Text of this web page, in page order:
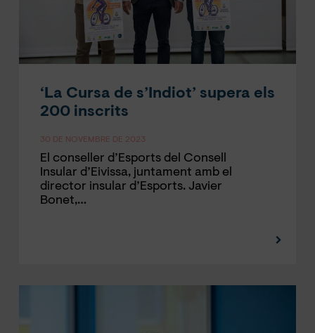
‘La Cursa de s’Indiot’ supera els
200 inscrits
30 DE NOVEMBRE DE 2023
El conseller d’Esports del Consell
Insular d’Eivissa, juntament amb el
director insular d’Esports. Javier
Bonet,…